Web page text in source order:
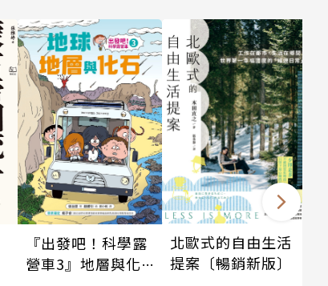
『出發吧！科學露
營車3』地層與化
北歐式的自由生活
提案〔暢銷新版〕